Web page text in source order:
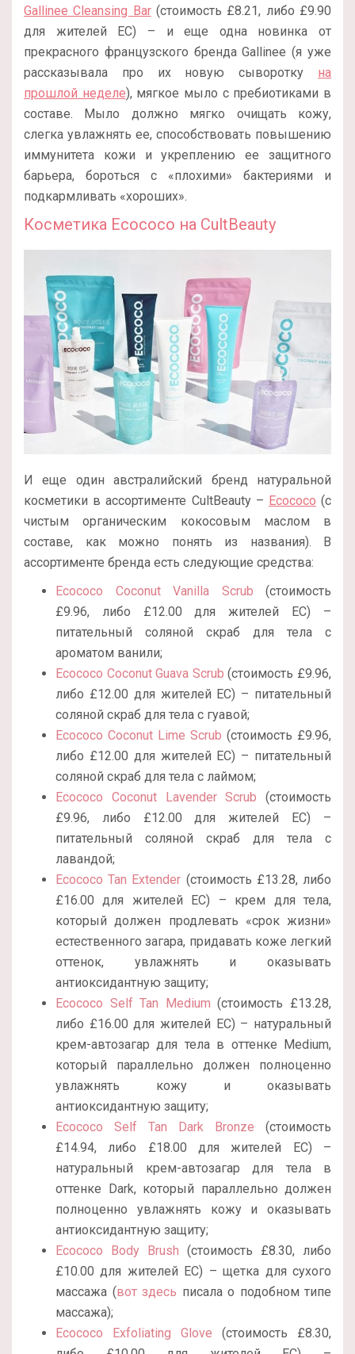
Gallinee Cleansing Bar(стоимость £8.21, либо £9.90
для жителей ЕС) – и еще одна новинка от
прекрасного французского бренда Gallinee (я уже
рассказывала про их новую сыворотку на
прошлой неделе), мягкое мыло с пребиотиками в
составе. Мыло должно мягко очищать кожу,
слегка увлажнять ее, способствовать повышению
иммунитета кожи и укреплению ее защитного
барьера, бороться с «плохими» бактериями и
подкармливать «хороших».
Косметика Ecococo на CultBeauty
И еще один австралийский бренд натуральной
косметики в ассортименте CultBeauty – Ecococo (с
чистым органическим кокосовым маслом в
составе, как можно понять из названия). В
ассортименте бренда есть следующие средства:
Ecococo Coconut Vanilla Scrub (стоимость
£9.96, либо £12.00 для жителей ЕС) –
питательный соляной скраб для тела с
ароматом ванили;
Ecococo Coconut Guava Scrub (стоимость £9.96,
либо £12.00 для жителей ЕС) – питательный
соляной скраб для тела с гуавой;
Ecococo Coconut Lime Scrub (стоимость £9.96,
либо £12.00 для жителей ЕС) – питательный
соляной скраб для тела с лаймом;
Ecococo Coconut Lavender Scrub (стоимость
£9.96, либо £12.00 для жителей ЕС) –
питательный соляной скраб для тела с
лавандой;
Ecococo Tan Extender (стоимость £13.28, либо
£16.00 для жителей ЕС) – крем для тела,
который должен продлевать «срок жизни»
естественного загара, придавать коже легкий
оттенок, увлажнять и оказывать
антиоксидантную защиту;
Ecococo Self Tan Medium (стоимость £13.28,
либо £16.00 для жителей ЕС) – натуральный
крем-автозагар для тела в оттенке Medium,
который параллельно должен полноценно
увлажнять кожу и оказывать
антиоксидантную защиту;
Ecococo Self Tan Dark Bronze (стоимость
£14.94, либо £18.00 для жителей ЕС) –
натуральный крем-автозагар для тела в
оттенке Dark, который параллельно должен
полноценно увлажнять кожу и оказывать
антиоксидантную защиту;
Ecococo Body Brush (стоимость £8.30, либо
£10.00 для жителей ЕС) – щетка для сухого
массажа (вот здесь писала о подобном типе
массажа);
Ecococo Exfoliating Glove (стоимость £8.30,